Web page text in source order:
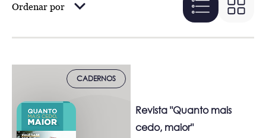
Ordenar por
CADERNOS
Revista "Quanto mais
cedo, maior"